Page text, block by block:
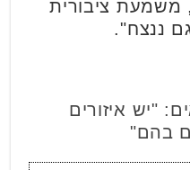
משמעת ציבורית
ננצח".
"יש איזורים
בהם"